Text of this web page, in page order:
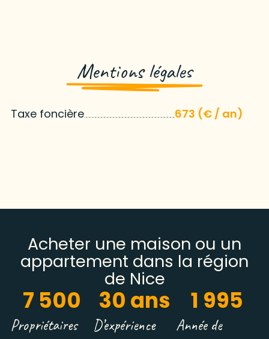
Mentions légales
Taxe foncière 673 (€ / an)
Acheter une maison ou un
appartement dans la région
de Nice
Propriétaires
7 500
D’expérience
30 ans
Année de
1 995